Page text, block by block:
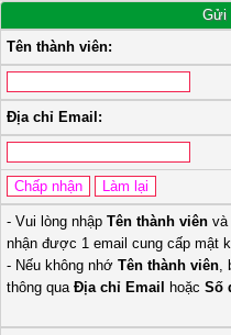
Gửi
Tên thành viên:
Địa chỉ Email:
- Vui lòng nhập Tên thành viên và
nhận được 1 email cung cấp mật
- Nếu không nhớ Tên thành viên,
thông qua Địa chỉ Email hoặc Số